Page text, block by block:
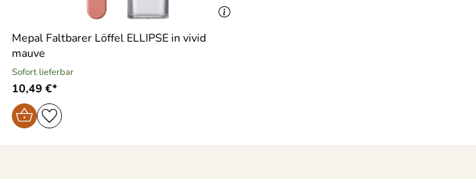
Mepal Faltbarer Löffel ELLIPSE in vivid
mauve
Sofort lieferbar
10,49 €*